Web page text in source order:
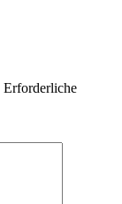
Erforderliche